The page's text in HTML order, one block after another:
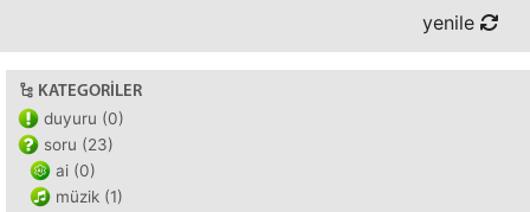
yenile
KATEGORILER
duyuru (0)
soru (23)
ai (0)
müzik (1)